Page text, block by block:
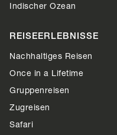
Indischer Ozean
REISEERLEBNISSE
Nachhaltiges Reisen
Once in a Lifetime
Gruppenreisen
Zugreisen
Safari